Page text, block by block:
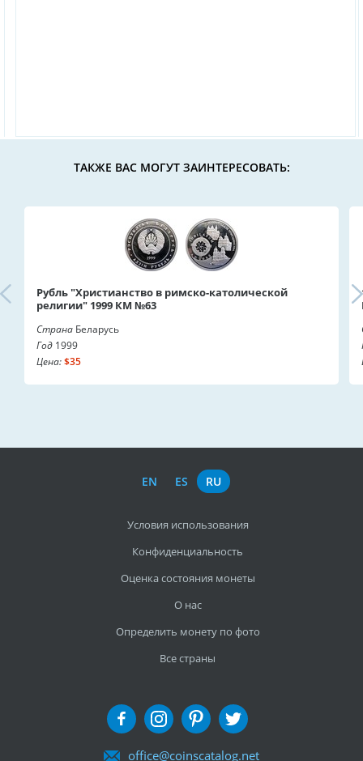
ТАКЖЕ ВАС МОГУТ ЗАИНТЕРЕСОВАТЬ:
Рубль "Христианство в римско-католической
религии" 1999 КМ №63
Страна Беларусь
Год 1999
Цена:$35
EN ES RU
Условия использования
Конфиденциальность
Оценка состояния монеты
О нас
Определить монету по фото
Все страны
office@coinscatalog.net